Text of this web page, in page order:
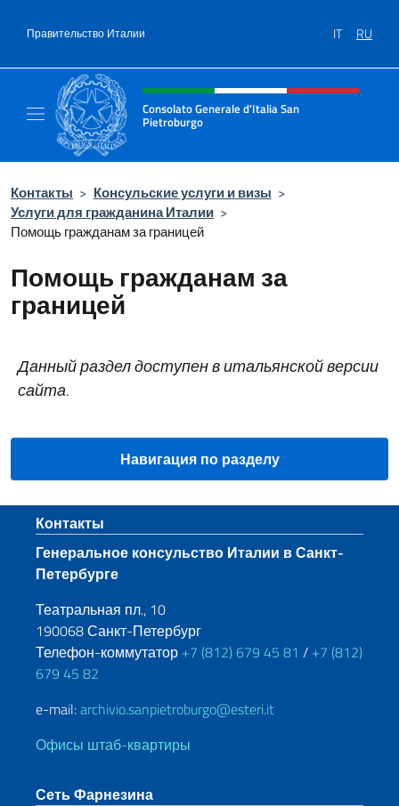
Правительство Италии IT RU
Шапка сайта, соцсети и
Consolato Generale d'Italia San
Pietroburgo
Контакты > Консульские услуги и визы >
Услуги для гражданина Италии >
Помощь гражданам за границей
Помощь гражданам за
границей
Данный раздел доступен в итальянской версии
сайта.
Навигация по разделу
Нижний колонтитул
Контакты
Генеральное консульство Италии в Санкт-
Петербурге
Театральная пл., 10
190068 Санкт-Петербург
Телефон-коммутатор +7 (812) 679 45 81 / +7 (812)
679 45 82
e-mail:archivio.sanpietroburgo@esteri.it
Офисы штаб-квартиры
Сеть Фарнезина